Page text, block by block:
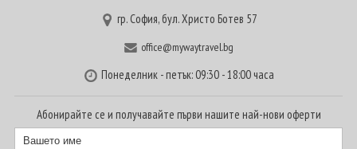
гр. София, бул. Христо Ботев 57
office@mywaytravel.bg
Понеделник - петък: 09:30 - 18:00 часа
Абонирайте се и получавайте първи нашите най-нови оферти